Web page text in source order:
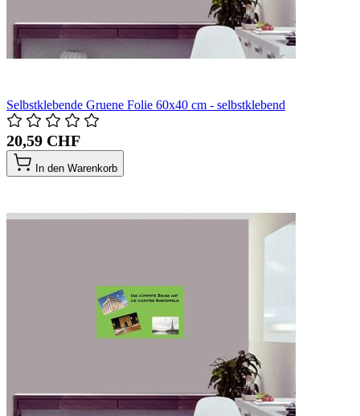
Selbstklebende Gruene Folie 60x40 cm - selbstklebend
20,59 CHF
In den Warenkorb